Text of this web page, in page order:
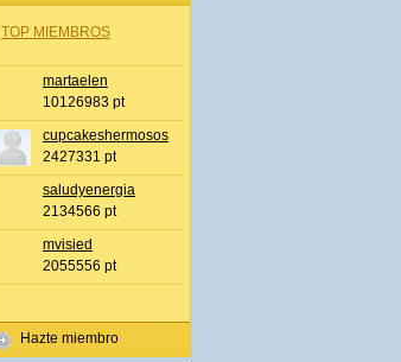
TOP MIEMBROS
martaelen
10126983 pt
cupcakeshermosos
2427331 pt
saludyenergia
2134566 pt
mvisied
2055556 pt
Hazte miembro